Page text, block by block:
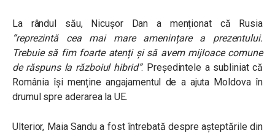
La rândul său, Nicușor Dan a menționat că Rusia
“reprezintă cea mai mare amenințare a prezentului.
Trebuie să fim foarte atenți și să avem mijloace comune
de răspuns la războiul hibrid”. Președintele a subliniat că
România își menține angajamentul de a ajuta Moldova în
drumul spre aderarea la UE.
Ulterior, Maia Sandu a fost întrebată despre așteptările din